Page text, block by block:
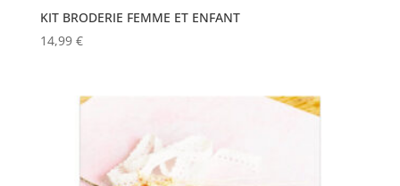
KIT BRODERIE FEMME ET ENFANT
14,99 €